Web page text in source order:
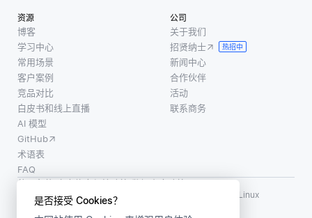
是否接受 Cookies？
资源
博客
学习中心
常用场景
客户案例
竞品对比
白皮书和线上直播
AI 模型
GitHub
术语表
FAQ
公司
关于我们
招贤纳士
热招中
新闻中心
合作伙伴
活动
联系商务
使用条款·个人信息保护政策·数据安全政策
LF AI、LF AI & Data、Milvus，以及相关的开源项目名称为 Linux
Foundation 所有商标